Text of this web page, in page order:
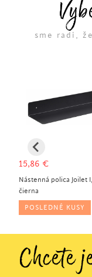
sme radi,
15,86 €
Nástenná polica Joilet
čierna
POSLEDNÉ KUSY
Chcete